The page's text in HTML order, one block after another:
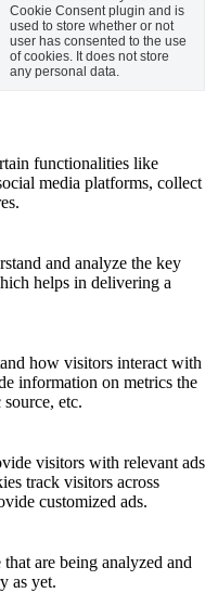
Cookie Consent plugin and is
used to store whether or not
user has consented to the use
of cookies. It does not store
any personal data.
functionalities like
media platforms, collect
and analyze the key
helps in delivering a
how visitors interact with
information on metrics the
etc.
visitors with relevant ads
track visitors across
customized ads.
are being analyzed and
as yet.